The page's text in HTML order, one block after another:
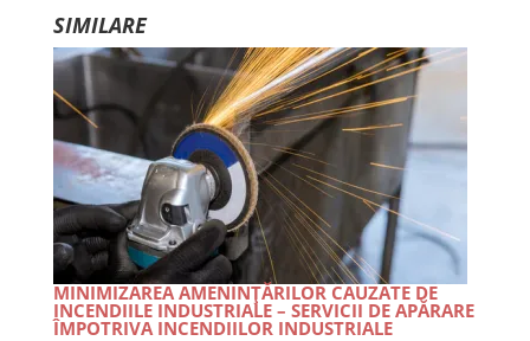
SIMILARE
MINIMIZAREA AMENINȚĂRILOR CAUZATE DE
INCENDIILE INDUSTRIALE – SERVICII DE APĂRARE
ÎMPOTRIVA INCENDIILOR INDUSTRIALE